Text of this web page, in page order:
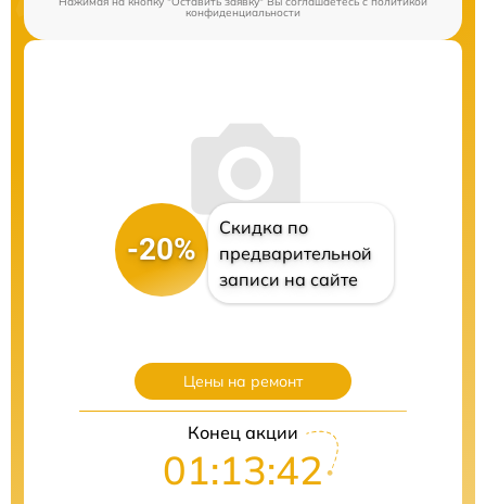
конфиденциальности
-20%
Скидка по
предварительной
записи на сайте
Цены на ремонт
Конец акции
01:13:41